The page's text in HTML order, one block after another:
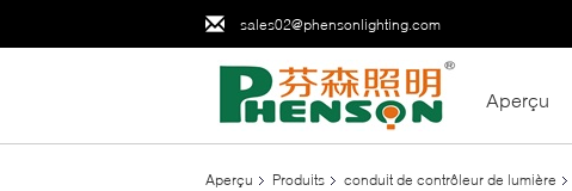
sales02@phensonlighting.com
Aperçu
Aperçu Produits conduit de contrôleur de lumière